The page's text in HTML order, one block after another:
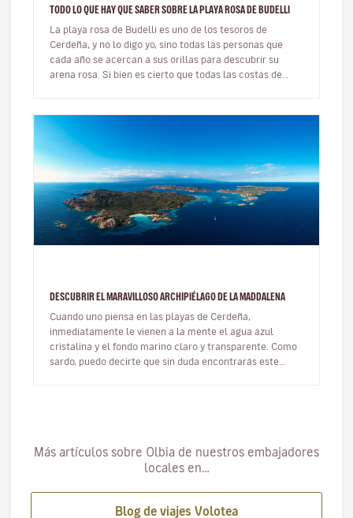
TODO LO QUE HAY QUE SABER SOBRE LA PLAYA ROSA DE BUDELLI
La playa rosa de Budelli es uno de los tesoros de
Cerdeña, y no lo digo yo, sino todas las personas que
cada año se acercan a sus orillas para descubrir su
arena rosa. Si bien es cierto que todas las costas de
DESCUBRIR EL MARAVILLOSO ARCHIPIÉLAGO DE LA MADDALENA
Cuando uno piensa en las playas de Cerdeña,
inmediatamente le vienen a la mente el agua azul
cristalina y el fondo marino claro y transparente. Como
sardo, puedo decirte que sin duda encontrarás este
Más artículos sobre Olbia de nuestros embajadores
locales en…
Blog de viajes Volotea